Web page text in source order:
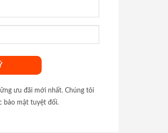
ưu đãi mới nhất. Chúng tôi
bảo mật tuyệt đối.